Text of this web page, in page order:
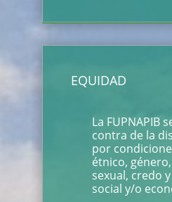
EQUIDAD
La FUPNAPIB
contra de la
por
étnico,
sexual, credo
social y/o